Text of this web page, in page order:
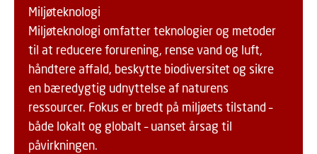
Miljøteknologi
Miljøteknologi omfatter teknologier og metoder
til at reducere forurening, rense vand og luft,
håndtere affald, beskytte biodiversitet og sikre
en bæredygtig udnyttelse af naturens
ressourcer. Fokus er bredt på miljøets tilstand –
både lokalt og globalt – uanset årsag til
påvirkningen.